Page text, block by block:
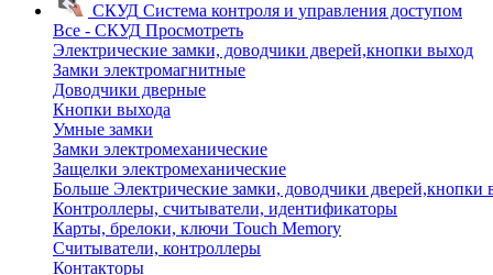
СКУД Система контроля и управления доступом
Все - СКУД Просмотреть
Электрические замки, доводчики дверей,кнопки выход
Замки электромагнитные
Доводчики дверные
Кнопки выхода
Умные замки
Замки электромеханические
Защелки электромеханические
Больше Электрические замки, доводчики дверей,кнопки
Контроллеры, считыватели, идентификаторы
Карты, брелоки, ключи Touch Memory
Считыватели, контроллеры
Контакторы